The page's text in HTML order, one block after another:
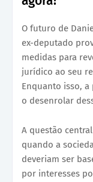
O futuro de
ex-deputado
medidas para
jurídico ao seu
Enquanto isso,
o desenrolar
A questão
quando a
deveriam ser
por interesses